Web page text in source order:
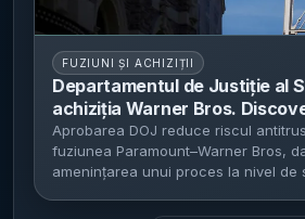
FUZIUNI ȘI ACHIZIȚII
Departamentul de Justiție al
achiziția Warner Bros.
Paramount Skydance -
poziția companiei înaintea
intentat de state
Aprobarea DOJ reduce riscul
fuziunea Paramount–Warner Bros,
amenințarea unui proces la nivel de